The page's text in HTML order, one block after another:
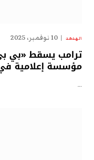
الهدهد 10 نوفمبر، 2025
ترامب يسقط «بي
مؤسسة إعلامية في
…